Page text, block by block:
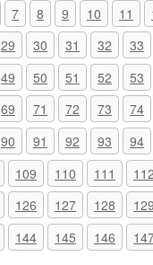
7 8 9 10 11
29 30 31 32 33
49 50 51 52 53
69 71 72 73 74
90 91 92 93 94
109 110 111 112
126 127 128 129
144 145 146